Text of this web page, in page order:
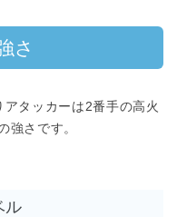
さ
アタッカーは2番手の高火
強さです。
ル